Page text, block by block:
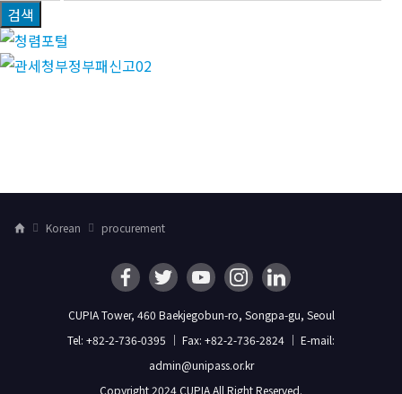
검색
H
Korean procurement
CUPIA Tower, 460 Baekjegobun-ro, Songpa-gu, Seoul
Tel: +82-2-736-0395 ｜ Fax: +82-2-736-2824 ｜ E-mail:
admin@unipass.or.kr
Copyright 2024 CUPIA All Right Reserved.